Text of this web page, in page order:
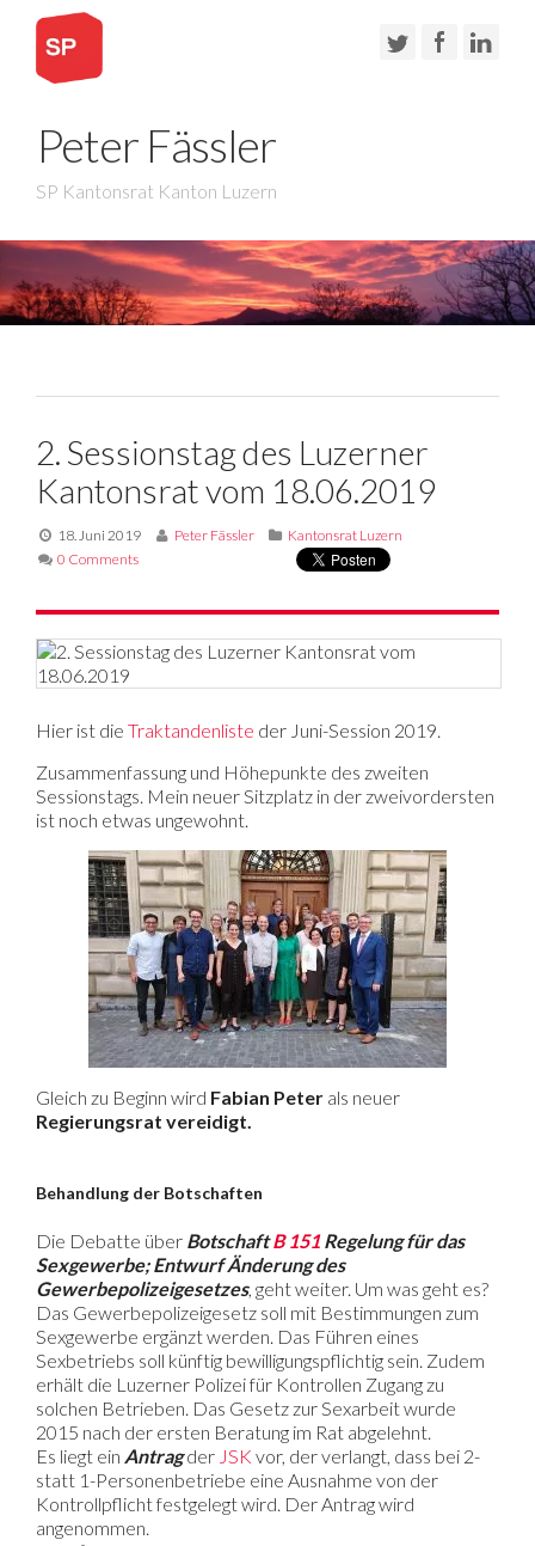
Peter Fässler
SP Kantonsrat Kanton Luzern
2. Sessionstag des Luzerner
Kantonsrat vom 18.06.2019
18. Juni 2019 Peter Fässler
Kantonsrat Luzern
0 Comments
Hier ist die Traktandenliste der Juni-Session 2019.
Zusammenfassung und Höhepunkte des zweiten
Sessionstags. Mein neuer Sitzplatz in der zweivordersten
ist noch etwas ungewohnt.
Gleich zu Beginn wird Fabian Peter als neuer
Regierungsrat vereidigt.
Behandlung der Botschaften
Die Debatte über BotschaftB 151Regelung für das
Sexgewerbe; Entwurf Änderung des
Gewerbepolizeigesetzes, geht weiter. Um was geht es?
Das Gewerbepolizeigesetz soll mit Bestimmungen zum
Sexgewerbe ergänzt werden. Das Führen eines
Sexbetriebs soll künftig bewilligungspflichtig sein. Zudem
erhält die Luzerner Polizei für Kontrollen Zugang zu
solchen Betrieben. Das Gesetz zur Sexarbeit wurde
2015 nach der ersten Beratung im Rat abgelehnt.
Es liegt ein Antragder JSK vor, der verlangt, dass bei 2-
statt 1-Personenbetriebe eine Ausnahme von der
Kontrollpflicht festgelegt wird. Der Antrag wird
angenommen.